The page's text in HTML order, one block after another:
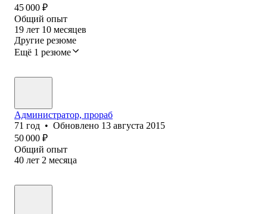
45 000 ₽
Общий опыт
19 лет 10 месяцев
Другие резюме
Ещё 1 резюме
Администратор, прораб
71 год • Обновлено 13 августа 2015
50 000 ₽
Общий опыт
40 лет 2 месяца